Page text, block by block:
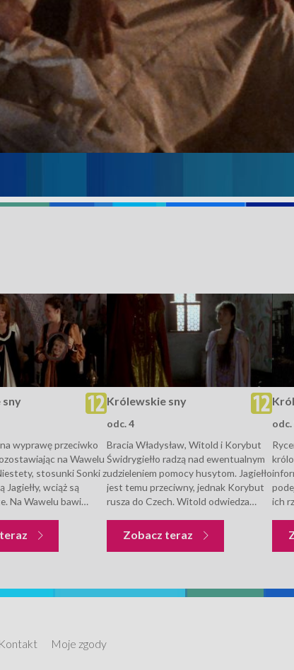
sny
wyprawę przeciwko
na Wawelu
stosunki Sonki z
Jagiełły, wciąż są
Na Wawelu bawi
zostać mężem
bitwie z...
Królewskie sny
Królewskie sny
odc. 4
Bracia Władysław, Witold i Korybut
Świdrygiełło radzą nad ewentualnym
udzieleniem pomocy husytom. Jagiełło
jest temu przeciwny, jednak Korybut
rusza do Czech. Witold odwiedza
się orędowniczką spraw Litwy w
Koronie, jednak bezskutecznie. Do
Zobacz teraz Królewskie sny
odc.
ich
Kontakt Moje zgody